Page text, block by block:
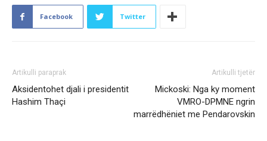
Facebook Twitter
Artikulli paraprak
Aksidentohet djali i presidentit
Hashim Thaçi
Artikulli tjetër
Mickoski: Nga ky moment
VMRO-DPMNE ngrin
marrëdhëniet me Pendarovskin